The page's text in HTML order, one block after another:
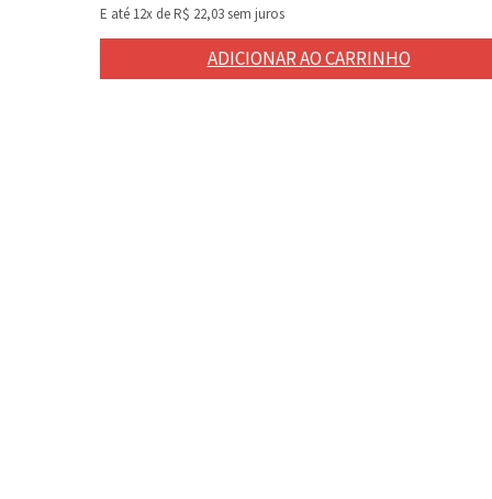
E até 12x deR$ 22,03sem juros
ADICIONAR AO CARRINHO